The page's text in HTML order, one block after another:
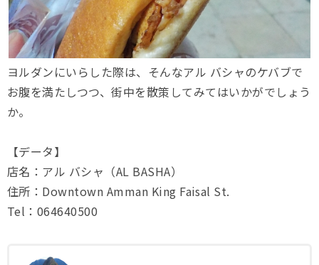
ヨルダンにいらした際は、そんなアル バシャのケバブで
お腹を満たしつつ、街中を散策してみてはいかがでしょう
か。
【データ】
店名：アル バシャ（AL BASHA）
住所：Downtown Amman King Faisal St.
Tel：064640500